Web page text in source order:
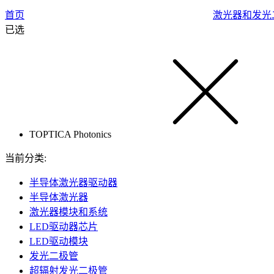
首页 激光器和发光
已选
TOPTICA Photonics
当前分类:
半导体激光器驱动器
半导体激光器
激光器模块和系统
LED驱动器芯片
LED驱动模块
发光二极管
超辐射发光二极管